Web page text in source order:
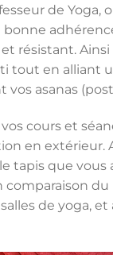
de Yoga,
résistant.
tout en alliant
vos asanas
cours et
en extérieur.
tapis que
du
de yoga,